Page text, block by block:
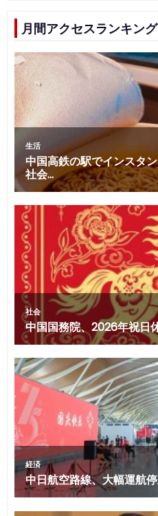
月間アクセスランキング